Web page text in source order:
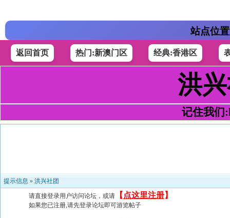
站点位
返回首页 热门:新澳门区 经典:香港区
洪
记住我们
提示信息 » 洪兴社团
请直接登录用户访问论坛，或请 【 点这里注册】
如果您已注册,请先登录论坛即可游览帖子